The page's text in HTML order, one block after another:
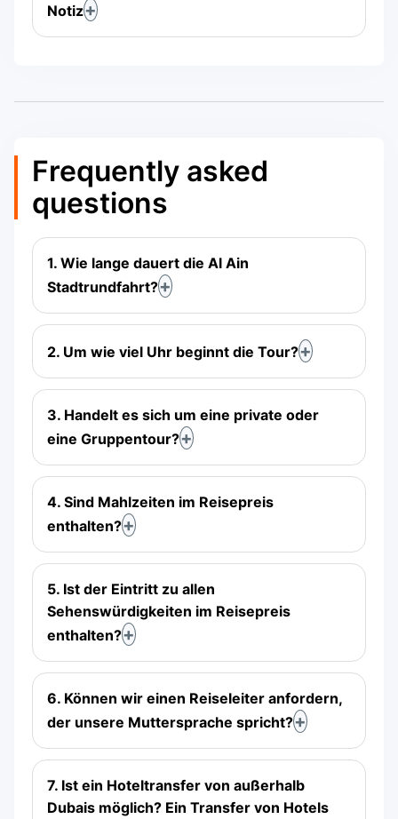
Notiz
Frequently asked
questions
1. Wie lange dauert die Al Ain
Stadtrundfahrt?
2. Um wie viel Uhr beginnt die Tour?
3. Handelt es sich um eine private oder
eine Gruppentour?
4. Sind Mahlzeiten im Reisepreis
enthalten?
5. Ist der Eintritt zu allen
Sehenswürdigkeiten im Reisepreis
enthalten?
6. Können wir einen Reiseleiter anfordern,
der unsere Muttersprache spricht?
7. Ist ein Hoteltransfer von außerhalb
Dubais möglich? Ein Transfer von Hotels